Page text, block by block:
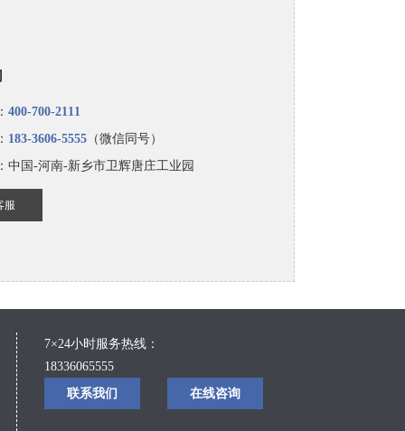
400-700-2111
183-3606-5555（微信同号）
中国-河南-新乡市卫辉唐庄工业园
服
7×24小时服务热线：
18336065555
联系我们
在线咨询